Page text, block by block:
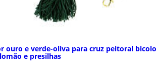
ouro e verde-oliva para cruz peitoral
e presilhas